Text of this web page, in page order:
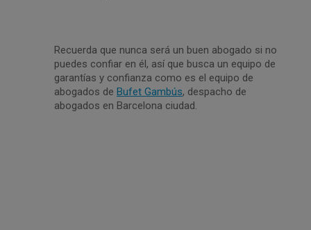
Recuerda que nunca será un buen abogado si no
puedes confiar en él, así que busca un equipo de
garantías y confianza como es el equipo de
abogados de Bufet Gambús, despacho de
abogados en Barcelona ciudad.